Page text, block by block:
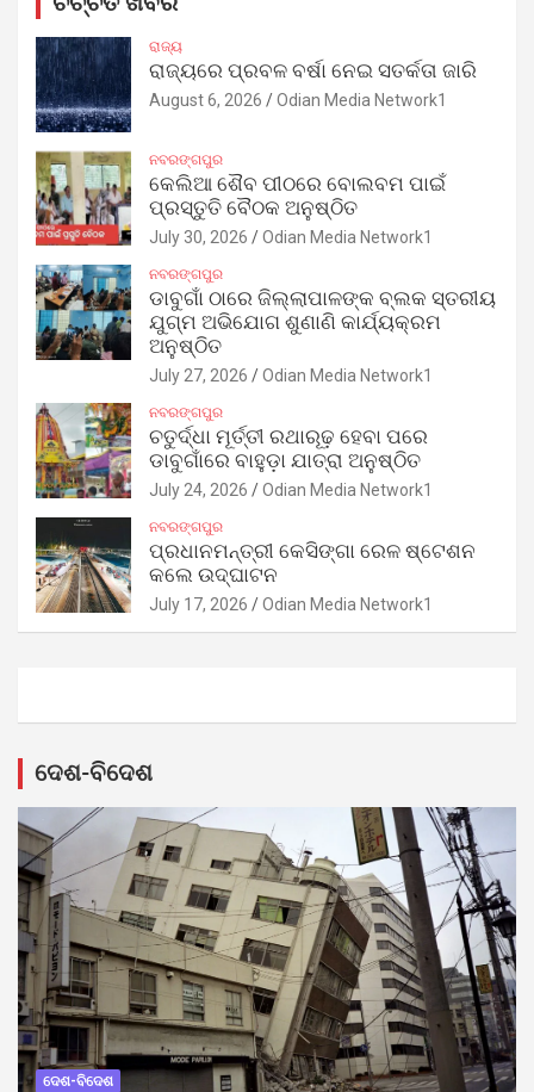
ରାଜ୍ୟ
ରାଜ୍ୟରେ ପ୍ରବଳ ବର୍ଷା ନେଇ ସତର୍କତା ଜାରି
August 6, 2026 Odian Media Network1
ନବରଙ୍ଗପୁର
କେଲିଆ ଶୈବ ପୀଠରେ ବୋଲବମ ପାଇଁ
ପ୍ରସ୍ତୁତି ବୈଠକ ଅନୁଷ୍ଠିତ
July 30, 2026 Odian Media Network1
ନବରଙ୍ଗପୁର
ଡାବୁଗାଁ ଠାରେ ଜିଲ୍ଲାପାଳଙ୍କ ବ୍ଲକ ସ୍ତରୀୟ
ଯୁଗ୍ମ ଅଭିଯୋଗ ଶୁଣାଣି କାର୍ଯ୍ୟକ୍ରମ
ଅନୁଷ୍ଠିତ
July 27, 2026 Odian Media Network1
ନବରଙ୍ଗପୁର
ଚତୁର୍ଦ୍ଧା ମୂର୍ତ୍ତୀ ରଥାରୂଢ଼ ହେବା ପରେ
ଡାବୁଗାଁରେ ବାହୁଡ଼ା ଯାତ୍ରା ଅନୁଷ୍ଠିତ
July 24, 2026 Odian Media Network1
ନବରଙ୍ଗପୁର
ପ୍ରଧାନମନ୍ତ୍ରୀ କେସିଙ୍ଗା ରେଳ ଷ୍ଟେଶନ
କଲେ ଉଦ୍‌ଘାଟନ
July 17, 2026 Odian Media Network1
ଦେଶ-ବିଦେଶ
ଦେଶ-ବିଦେଶ